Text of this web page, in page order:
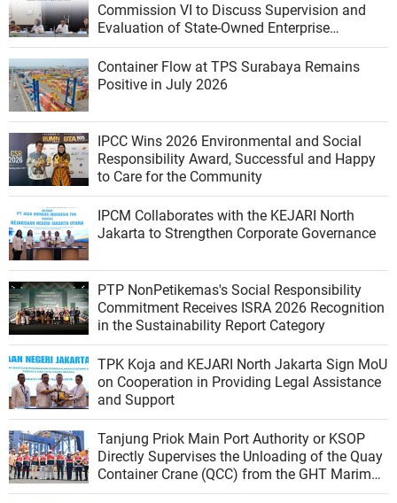
Commission VI to Discuss Supervision and
Evaluation of State-Owned Enterprise
Performance
Container Flow at TPS Surabaya Remains
Positive in July 2026
IPCC Wins 2026 Environmental and Social
Responsibility Award, Successful and Happy
to Care for the Community
IPCM Collaborates with the KEJARI North
Jakarta to Strengthen Corporate Governance
PTP NonPetikemas's Social Responsibility
Commitment Receives ISRA 2026 Recognition
in the Sustainability Report Category
TPK Koja and KEJARI North Jakarta Sign MoU
on Cooperation in Providing Legal Assistance
and Support
Tanjung Priok Main Port Authority or KSOP
Directly Supervises the Unloading of the Quay
Container Crane (QCC) from the GHT Marimas
Ship at the North JICT Pier